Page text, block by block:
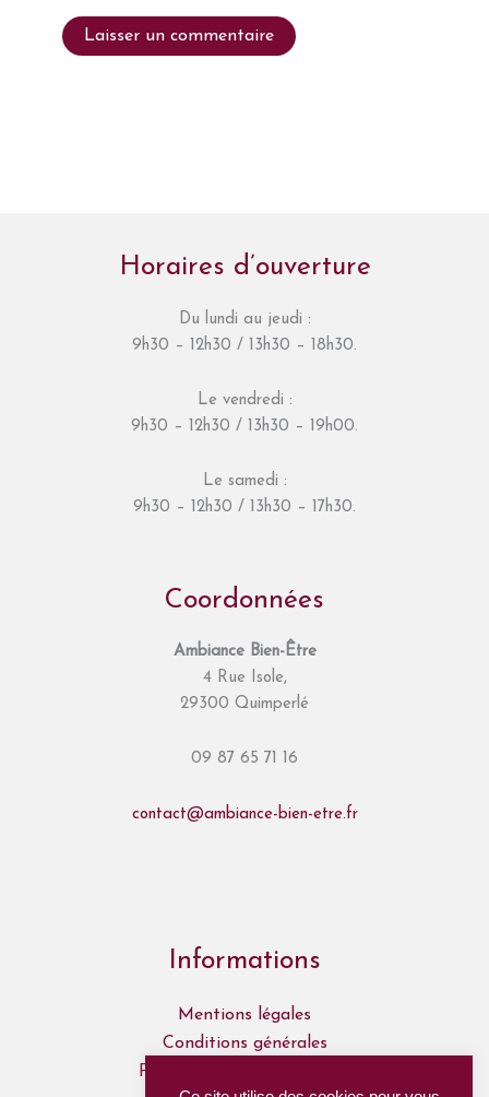
Horaires d’ouverture
Du lundi au jeudi :
9h30 – 12h30 / 13h30 – 18h30.
Le vendredi :
9h30 – 12h30 / 13h30 – 19h00.
Le samedi :
9h30 – 12h30 / 13h30 – 17h30.
Coordonnées
Ambiance Bien-Être
4 Rue Isole,
29300 Quimperlé
09 87 65 71 16
contact@ambiance-bien-etre.fr
Informations
Mentions légales
Conditions générales
Politique de confidentialité